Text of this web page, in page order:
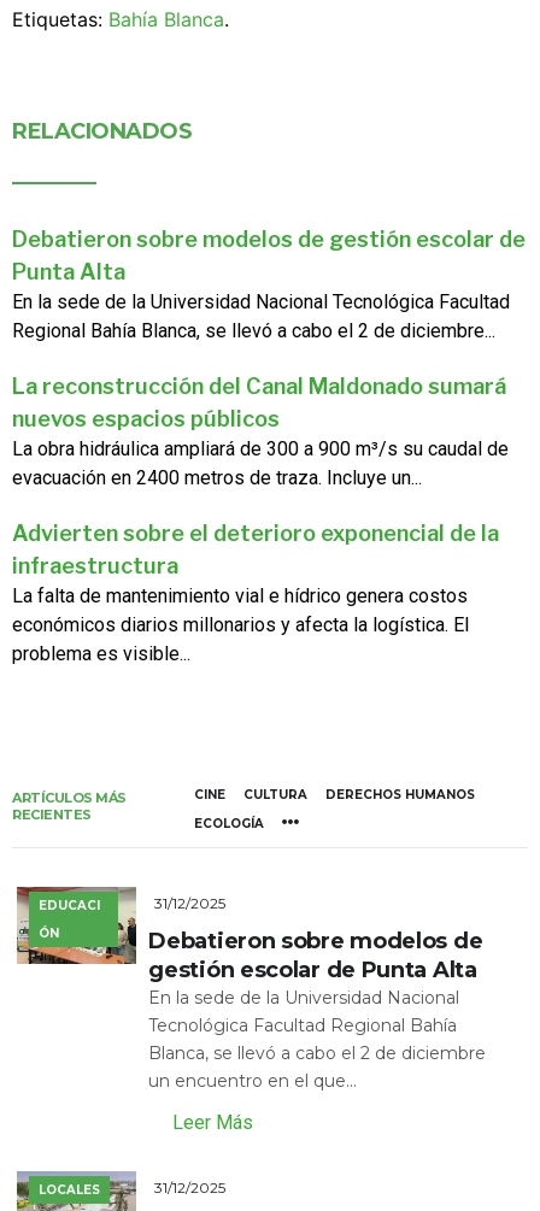
Etiquetas: Bahía Blanca.
RELACIONADOS
Debatieron sobre modelos de gestión escolar de
Punta Alta
En la sede de la Universidad Nacional Tecnológica Facultad
Regional Bahía Blanca, se llevó a cabo el 2 de diciembre...
La reconstrucción del Canal Maldonado sumará
nuevos espacios públicos
La obra hidráulica ampliará de 300 a 900 m³/s su caudal de
evacuación en 2400 metros de traza. Incluye un...
Advierten sobre el deterioro exponencial de la
infraestructura
La falta de mantenimiento vial e hídrico genera costos
económicos diarios millonarios y afecta la logística. El
problema es visible...
ARTÍCULOS MÁS
RECIENTES
CINE CULTURA
DERECHOS HUMANOS
ECOLOGÍA
EDUCACI
ÓN
31/12/2025
Debatieron sobre modelos de
gestión escolar de Punta Alta
En la sede de la Universidad Nacional
Tecnológica Facultad Regional Bahía
Blanca, se llevó a cabo el 2 de diciembre
un encuentro en el que...
Leer Más
LOCALES 31/12/2025